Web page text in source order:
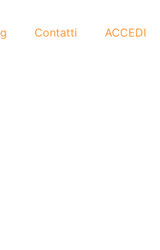
Contatti ACCEDI